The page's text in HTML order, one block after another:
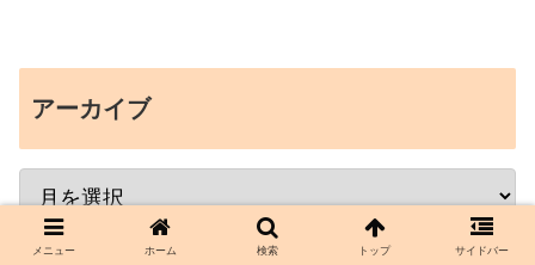
アーカイブ
メニュー ホーム 検索 トップ サイドバー